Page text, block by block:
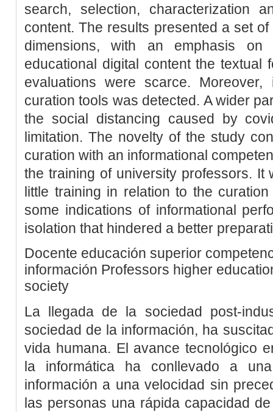
search, selection, characterization
content. The results presented a set
dimensions, with an emphasis on
educational digital content the textual
evaluations were scarce.
curation tools was detected. A wider
the social distancing caused by
limitation. The novelty of the study
curation with an informational
the training of university professors. It
little training in relation to the
some indications of informational
isolation that hindered a better
Docente educación superior
información Professors higher
society
La llegada de la sociedad post-
sociedad de la información, ha
vida humana. El avance tecnológico
la informática ha conllevado a
información a una velocidad sin
las personas una rápida capacidad